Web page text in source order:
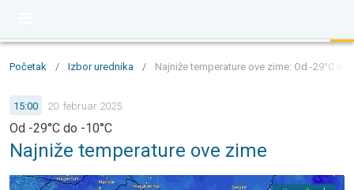
Početak / Izbor urednika / Najniže temperature ove zime: Od -29°C do
15:00 20. februar 2025.
Od -29°C do -10°C
Najniže temperature ove zime